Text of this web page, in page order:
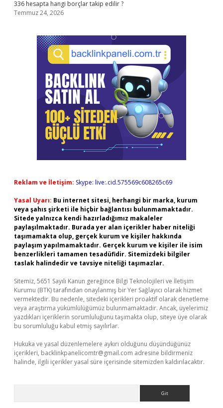
336 hesapta hangi borçlar takip edilir ?
Temmuz 24, 2026
Reklam ve İletişim: Skype: live:.cid.575569c608265c69
Yasal Uyarı: Bu internet sitesi, herhangi bir marka, kurum
veya şahıs şirketi ile hiçbir bağlantısı bulunmamaktadır.
Sitede yalnızca kendi hazırladığımız makaleler
paylaşılmaktadır. Burada yer alan içerikler haber niteliği
taşımamakta olup, gerçek kurum ve kişiler hakkında
paylaşım yapılmamaktadır. Gerçek kurum ve kişiler ile isim
benzerlikleri tamamen tesadüfidir. Sitemizdeki bilgiler
taslak halindedir ve tavsiye niteliği taşımazlar.
Sitemiz, 5651 Sayılı Kanun gereğince Bilgi Teknolojileri ve İletişim
Kurumu (BTK) tarafından onaylanmış bir Yer Sağlayıcı olarak hizmet
vermektedir. Bu nedenle, sitedeki içerikleri proaktif olarak denetleme
veya araştırma yükümlülüğümüz bulunmamaktadır. Ancak, üyelerimiz
yazdıkları içeriklerin sorumluluğunu taşımakta olup, siteye üye olarak
bu sorumluluğu kabul etmiş sayılırlar.
Hukuka ve yasal düzenlemelere aykırı olduğunu düşündüğünüz
içerikleri, backlinkpanelicomtr@gmail.com adresine bildirmeniz
halinde, ilgili içerikler yasal süre içerisinde sitemizden kaldırılacaktır.